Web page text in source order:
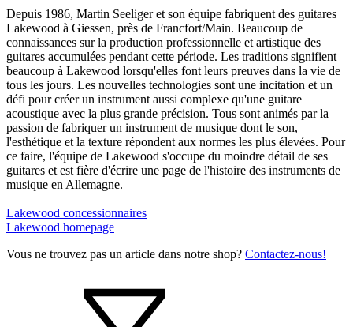
Depuis 1986, Martin Seeliger et son équipe fabriquent des guitares
Lakewood à Giessen, près de Francfort/Main. Beaucoup de
connaissances sur la production professionnelle et artistique des
guitares accumulées pendant cette période. Les traditions signifient
beaucoup à Lakewood lorsqu'elles font leurs preuves dans la vie de
tous les jours. Les nouvelles technologies sont une incitation et un
défi pour créer un instrument aussi complexe qu'une guitare
acoustique avec la plus grande précision. Tous sont animés par la
passion de fabriquer un instrument de musique dont le son,
l'esthétique et la texture répondent aux normes les plus élevées. Pour
ce faire, l'équipe de Lakewood s'occupe du moindre détail de ses
guitares et est fière d'écrire une page de l'histoire des instruments de
musique en Allemagne.
Lakewood concessionnaires
Lakewood homepage
Vous ne trouvez pas un article dans notre shop? Contactez-nous!